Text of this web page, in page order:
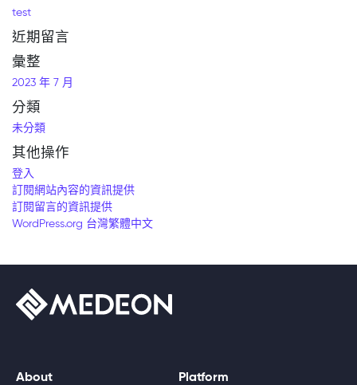
test
近期留言
彙整
2023 年 7 月
分類
未分類
其他操作
登入
訂閱網站內容的資訊提供
訂閱留言的資訊提供
WordPress.org 台灣繁體中文
About Platform